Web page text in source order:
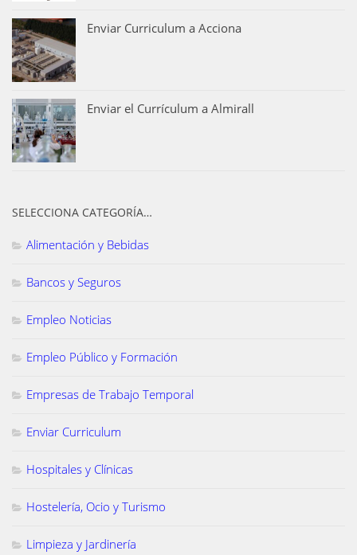
Enviar Curriculum a Acciona
Enviar el Currículum a Almirall
SELECCIONA CATEGORÍA…
Alimentación y Bebidas
Bancos y Seguros
Empleo Noticias
Empleo Público y Formación
Empresas de Trabajo Temporal
Enviar Curriculum
Hospitales y Clínicas
Hostelería, Ocio y Turismo
Limpieza y Jardinería